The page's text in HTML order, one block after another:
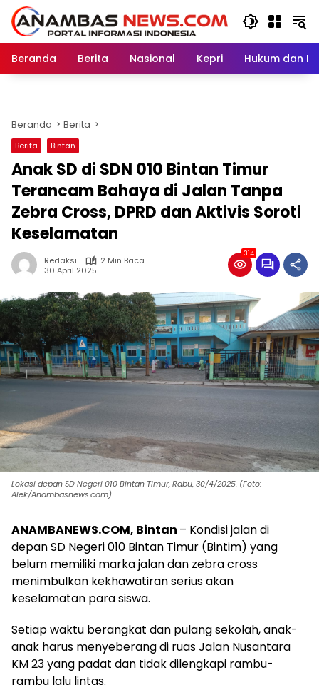
Langsung
konten
Beranda
Berita Nasional Kepri Hukum dan
Beranda Berita
Berita Bintan
Anak SD di SDN 010 Bintan Timur
Terancam Bahaya di Jalan Tanpa
Zebra Cross, DPRD dan Aktivis Soroti
Keselamatan
Redaksi
2 Min Baca
30 April 2025
314
Lokasi depan SD Negeri 010 Bintan Timur, Rabu, 30/4/2025. (Foto:
Alek/Anambasnews.com)
ANAMBANEWS.COM, Bintan – Kondisi jalan di
depan SD Negeri 010 Bintan Timur (Bintim) yang
belum memiliki marka jalan dan zebra cross
menimbulkan kekhawatiran serius akan
keselamatan para siswa.
Setiap waktu berangkat dan pulang sekolah, anak-
anak harus menyeberang di ruas Jalan Nusantara
KM 23 yang padat dan tidak dilengkapi rambu-
rambu lalu lintas.